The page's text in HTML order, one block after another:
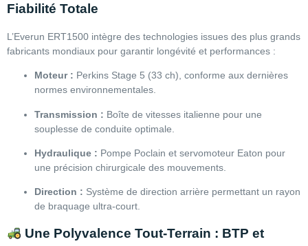
Fiabilité Totale
L’Everun ERT1500 intègre des technologies issues des plus grands
fabricants mondiaux pour garantir longévité et performances :
Moteur : Perkins Stage 5 (33 ch), conforme aux dernières
normes environnementales.
Transmission : Boîte de vitesses italienne pour une
souplesse de conduite optimale.
Hydraulique : Pompe Poclain et servomoteur Eaton pour
une précision chirurgicale des mouvements.
Direction : Système de direction arrière permettant un rayon
de braquage ultra-court.
Une Polyvalence Tout-Terrain : BTP et